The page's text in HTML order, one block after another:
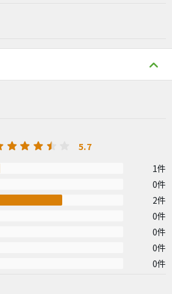
5.7
1件
0件
2件
0件
0件
0件
0件